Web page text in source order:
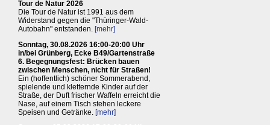
Tour de Natur 2026
Die Tour de Natur ist 1991 aus dem
Widerstand gegen die "Thüringer-Wald-
Autobahn" entstanden. [mehr]
Sonntag, 30.08.2026 16:00-20:00 Uhr
in/bei Grünberg, Ecke B49/Gartenstraße
6. Begegnungsfest: Brücken bauen
zwischen Menschen, nicht für Straßen!
Ein (hoffentlich) schöner Sommerabend,
spielende und kletternde Kinder auf der
Straße, der Duft frischer Waffeln erreicht die
Nase, auf einem Tisch stehen leckere
Speisen und Getränke. [mehr]